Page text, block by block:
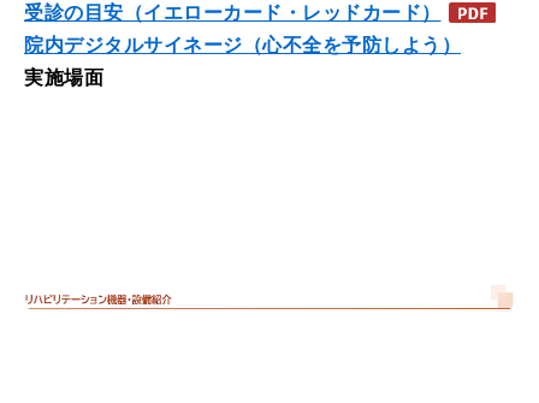
受診の目安（イエローカード・レッドカード）
院内デジタルサイネージ（心不全を予防しよう）
実施場面